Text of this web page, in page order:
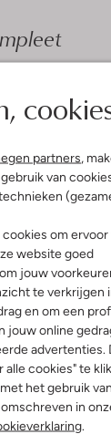
partners,
van
om ervoor
website goed
jouw
te verkrijgen
en om een
jouw online
advertenties.
alle cookies" te
het gebruik
in
.